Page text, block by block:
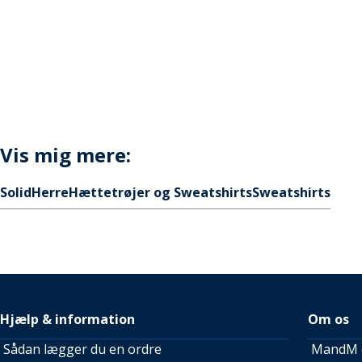
Vis mig mere:
SolidHerreHættetrøjer og SweatshirtsSweatshirts
Hjælp & information
Sådan lægger du en ordre
Om os
MandM